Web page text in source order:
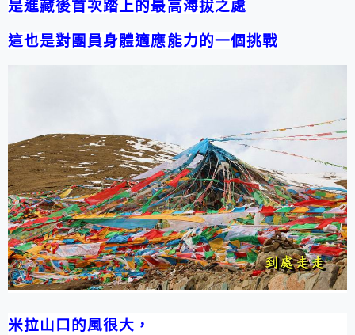
是進藏後首次踏上的最高海拔之處
這也是對團員身體適應能力的一個挑戰
米拉山口的風很大，